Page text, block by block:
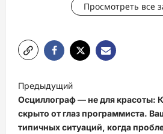
Просмотреть все
Н
а
в
Предыдущий
Осциллограф — не для красоты:
скрыто от глаз программиста.
типичных ситуаций, когда